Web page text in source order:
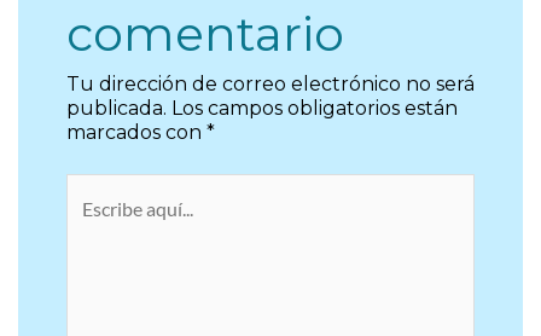
comentario
Tu dirección de correo electrónico no será
publicada. Los campos obligatorios están
marcados con *